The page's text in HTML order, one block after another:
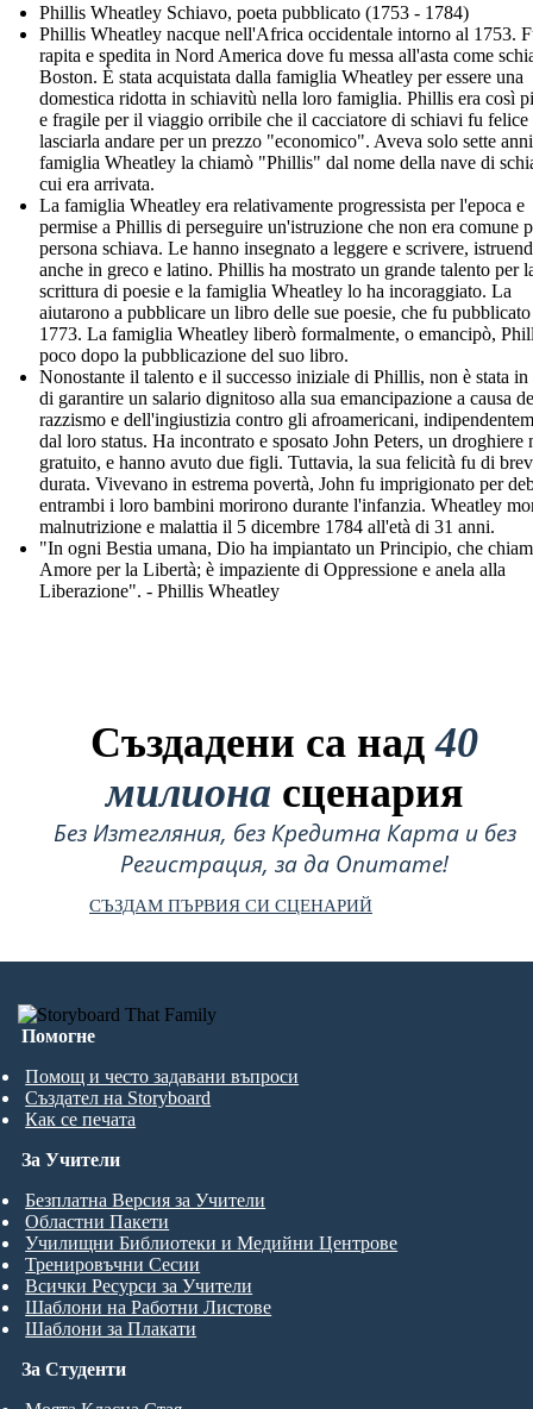
Phillis Wheatley Schiavo, poeta pubblicato (1753 - 1784)
Phillis Wheatley nacque nell'Africa occidentale intorno al 1753.
rapita e spedita in Nord America dove fu messa all'asta come
Boston. È stata acquistata dalla famiglia Wheatley per essere una
domestica ridotta in schiavitù nella loro famiglia. Phillis era così
e fragile per il viaggio orribile che il cacciatore di schiavi fu felice
lasciarla andare per un prezzo "economico". Aveva solo sette
famiglia Wheatley la chiamò "Phillis" dal nome della nave di
cui era arrivata.
La famiglia Wheatley era relativamente progressista per l'epoca e
permise a Phillis di perseguire un'istruzione che non era comune
persona schiava. Le hanno insegnato a leggere e scrivere,
anche in greco e latino. Phillis ha mostrato un grande talento per
scrittura di poesie e la famiglia Wheatley lo ha incoraggiato. La
aiutarono a pubblicare un libro delle sue poesie, che fu
1773. La famiglia Wheatley liberò formalmente, o emancipò,
poco dopo la pubblicazione del suo libro.
Nonostante il talento e il successo iniziale di Phillis, non è stata in
di garantire un salario dignitoso alla sua emancipazione a causa
razzismo e dell'ingiustizia contro gli afroamericani,
dal loro status. Ha incontrato e sposato John Peters, un droghiere
gratuito, e hanno avuto due figli. Tuttavia, la sua felicità fu di
durata. Vivevano in estrema povertà, John fu imprigionato per
entrambi i loro bambini morirono durante l'infanzia. Wheatley
malnutrizione e malattia il 5 dicembre 1784 all'età di 31 anni.
"In ogni Bestia umana, Dio ha impiantato un Principio, che
Amore per la Libertà; è impaziente di Oppressione e anela alla
Liberazione". - Phillis Wheatley
Създадени са над40
милиона сценария
Без Изтегляния, без Кредитна Карта и без
Регистрация, за да Опитате!
СЪЗДАМ ПЪРВИЯ СИ СЦЕНАРИЙ
Помогне
Помощ и често задавани въпроси
Създател на Storyboard
Как се печата
За Студенти
За Учители
Безплатна Версия за Учители
Областни Пакети
Училищни Библиотеки и Медийни Центрове
Тренировъчни Сесии
Всички Ресурси за Учители
Шаблони на Работни Листове
Шаблони за Плакати